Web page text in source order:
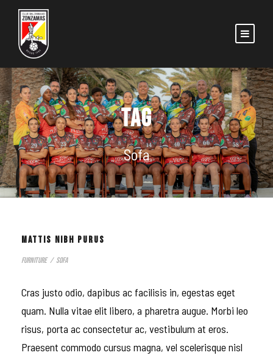
TAG
Sofa
MATTIS NIBH PURUS
Furniture / Sofa
Cras justo odio, dapibus ac facilisis in, egestas eget
quam. Nulla vitae elit libero, a pharetra augue. Morbi leo
risus, porta ac consectetur ac, vestibulum at eros.
Praesent commodo cursus magna, vel scelerisque nisl